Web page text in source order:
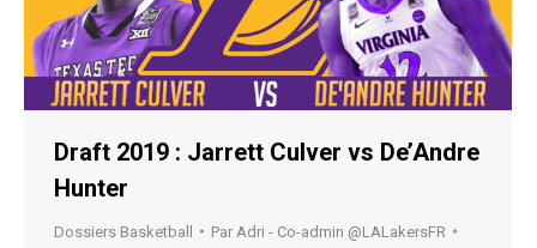
Draft 2019 : Jarrett Culver vs De’Andre
Hunter
Dossiers Basketball Par Adri - Co-admin @LALakersFR